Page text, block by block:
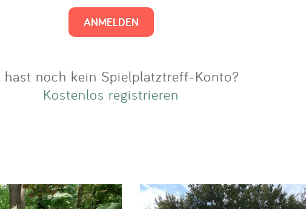
Anmelden
hast noch kein Spielplatztreff-Konto?
Kostenlos registrieren